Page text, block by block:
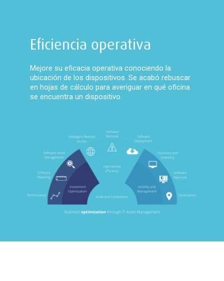
Eficiencia operativa
Mejore su eficacia operativa conociendo la
ubicación de los dispositivos. Se acabó rebuscar
en hojas de cálculo para averiguar en qué oficina
se encuentra un dispositivo.